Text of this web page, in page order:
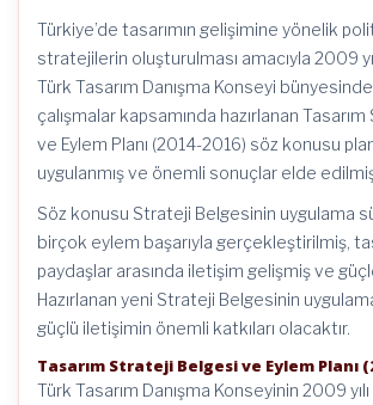
Türkiye’de tasarımın gelişimine yönelik
stratejilerin oluşturulması amacıyla 2009
Türk Tasarım Danışma Konseyi
çalışmalar kapsamında hazırlanan
ve Eylem Planı (2014-2016) söz konusu
uygulanmış ve önemli sonuçlar elde
Söz konusu Strateji Belgesinin uygulama
birçok eylem başarıyla gerçekleştirilmiş,
paydaşlar arasında iletişim gelişmiş ve
Hazırlanan yeni Strateji Belgesinin
güçlü iletişimin önemli katkıları olacaktır.
Tasarım Strateji Belgesi ve Eylem Planı
Türk Tasarım Danışma Konseyinin 2009 yılı